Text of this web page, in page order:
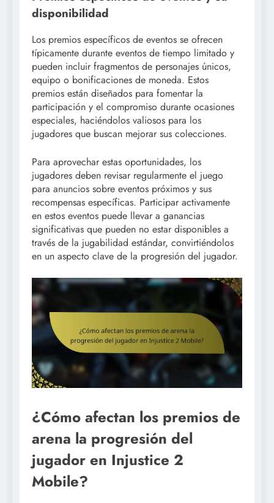
disponibilidad
Los premios específicos de eventos se ofrecen
típicamente durante eventos de tiempo limitado y
pueden incluir fragmentos de personajes únicos,
equipo o bonificaciones de moneda. Estos
premios están diseñados para fomentar la
participación y el compromiso durante ocasiones
especiales, haciéndolos valiosos para los
jugadores que buscan mejorar sus colecciones.
Para aprovechar estas oportunidades, los
jugadores deben revisar regularmente el juego
para anuncios sobre eventos próximos y sus
recompensas específicas. Participar activamente
en estos eventos puede llevar a ganancias
significativas que pueden no estar disponibles a
través de la jugabilidad estándar, convirtiéndolos
en un aspecto clave de la progresión del jugador.
¿Cómo afectan los premios de
arena la progresión del
jugador en Injustice 2
Mobile?